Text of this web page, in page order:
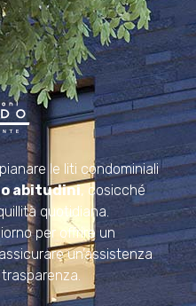
le liti condominiali
abitudini, cosicché
quotidiana.
per offrire un
un’assistenza